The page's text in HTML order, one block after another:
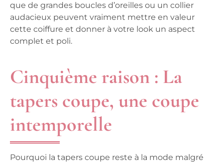
que de grandes boucles d’oreilles ou un collier
audacieux peuvent vraiment mettre en valeur
cette coiffure et donner à votre look un aspect
complet et poli.
Cinquième raison : La
tapers coupe, une coupe
intemporelle
Pourquoi la tapers coupe reste à la mode malgré